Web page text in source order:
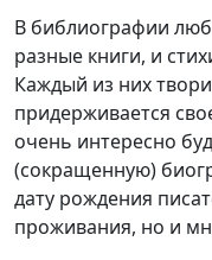
В библиографии
разные книги, и
Каждый из них
придерживается
очень интересно
(сокращенную)
дату рождения
проживания, но и